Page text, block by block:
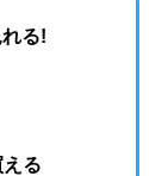
る!
る